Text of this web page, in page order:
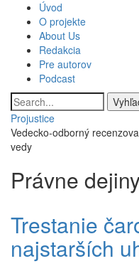
hlavný
obsah
Main
navigation
Úvod
O projekte
About Us
Redakcia
Pre autorov
Podcast
Vyhľadávanie
Projustice
Vedecko-odborný
vedy
Právne
Trestanie
najstarších